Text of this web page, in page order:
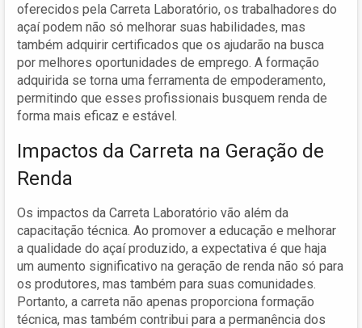
oferecidos pela Carreta Laboratório, os trabalhadores do
açaí podem não só melhorar suas habilidades, mas
também adquirir certificados que os ajudarão na busca
por melhores oportunidades de emprego. A formação
adquirida se torna uma ferramenta de empoderamento,
permitindo que esses profissionais busquem renda de
forma mais eficaz e estável.
Impactos da Carreta na Geração de
Renda
Os impactos da Carreta Laboratório vão além da
capacitação técnica. Ao promover a educação e melhorar
a qualidade do açaí produzido, a expectativa é que haja
um aumento significativo na geração de renda não só para
os produtores, mas também para suas comunidades.
Portanto, a carreta não apenas proporciona formação
técnica, mas também contribui para a permanência dos